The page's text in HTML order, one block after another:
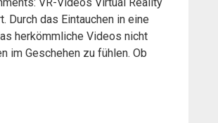
Durch das Eintauchen in eine
herkömmliche Videos nicht
im Geschehen zu fühlen. Ob